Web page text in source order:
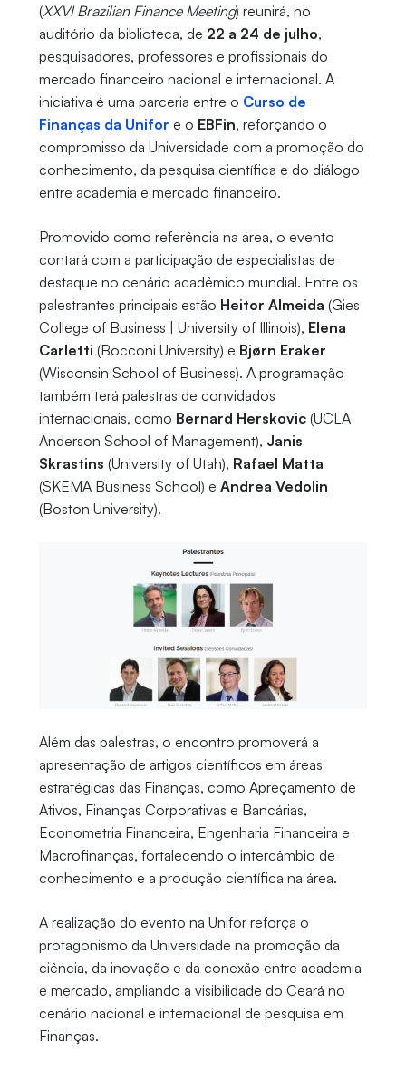
(XXVI Brazilian Finance Meeting) reunirá, no
auditório da biblioteca, de 22 a 24 de julho,
pesquisadores, professores e profissionais do
mercado financeiro nacional e internacional. A
iniciativa é uma parceria entre o Curso de
Finanças da Unifor e o EBFin, reforçando o
compromisso da Universidade com a promoção do
conhecimento, da pesquisa científica e do diálogo
entre academia e mercado financeiro.
Promovido como referência na área, o evento
contará com a participação de especialistas de
destaque no cenário acadêmico mundial. Entre os
palestrantes principais estão Heitor Almeida (Gies
College of Business | University of Illinois), Elena
Carletti (Bocconi University) e Bjørn Eraker
(Wisconsin School of Business). A programação
também terá palestras de convidados
internacionais, como Bernard Herskovic(UCLA
Anderson School of Management), Janis
Skrastins (University of Utah), Rafael Matta
(SKEMA Business School) e Andrea Vedolin
(Boston University).
Além das palestras, o encontro promoverá a
apresentação de artigos científicos em áreas
estratégicas das Finanças, como Apreçamento de
Ativos, Finanças Corporativas e Bancárias,
Econometria Financeira, Engenharia Financeira e
Macrofinanças, fortalecendo o intercâmbio de
conhecimento e a produção científica na área.
A realização do evento na Unifor reforça o
protagonismo da Universidade na promoção da
ciência, da inovação e da conexão entre academia
e mercado, ampliando a visibilidade do Ceará no
cenário nacional e internacional de pesquisa em
Finanças.